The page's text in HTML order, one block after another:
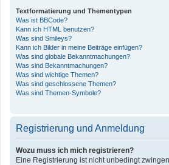
Textformatierung und Thementypen
Was ist BBCode?
Kann ich HTML benutzen?
Was sind Smileys?
Kann ich Bilder in meine Beiträge einfügen?
Was sind globale Bekanntmachungen?
Was sind Bekanntmachungen?
Was sind wichtige Themen?
Was sind geschlossene Themen?
Was sind Themen-Symbole?
Registrierung und Anmeldung
Wozu muss ich mich registrieren?
Eine Registrierung ist nicht unbedingt